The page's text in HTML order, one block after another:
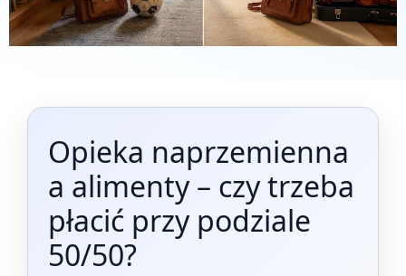
Opieka naprzemienna
a alimenty – czy trzeba
płacić przy podziale
50/50?